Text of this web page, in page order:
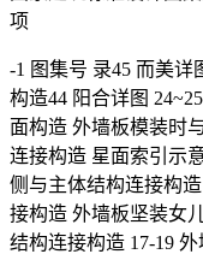
项
-1 图集号 录45 而美详
构造44 阳合详图
面构造 外墙板模装时
连接构造 星面索引示
侧与主体结构连接构
接构造 外墙板坚装女
结构连接构造 17-19